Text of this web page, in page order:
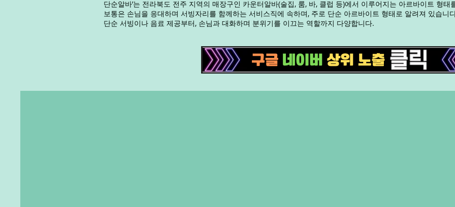
단순알바’는 전라북도 전주 지역의 매장구인 카운터알바(술집, 룸, 바, 클럽 등)에서 이루어지는 아르바이트 형태
보통은 손님을 응대하며 서빙자리를 함께하는 서비스직에 속하며, 주로 단순 아르바이트 형태로 알려져 있습니
단순 서빙이나 음료 제공부터, 손님과 대화하며 분위기를 이끄는 역할까지 다양합니다.